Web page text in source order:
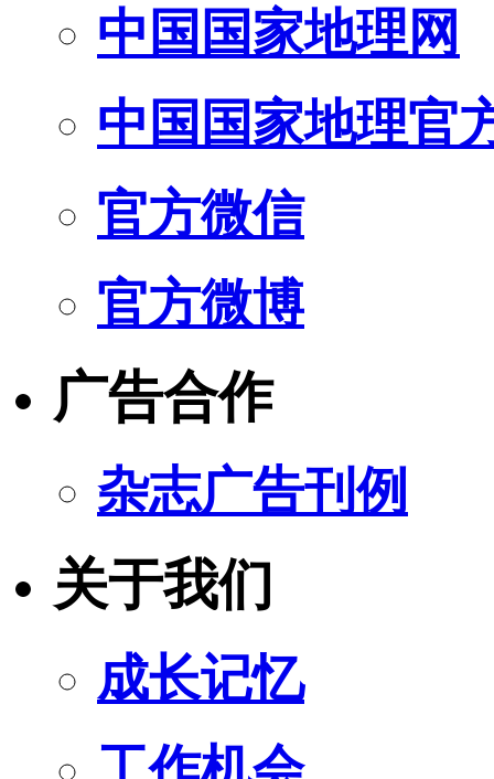
中国国家地理网
中国国家地理官
官方微信
官方微博
广告合作
杂志广告刊例
关于我们
成长记忆